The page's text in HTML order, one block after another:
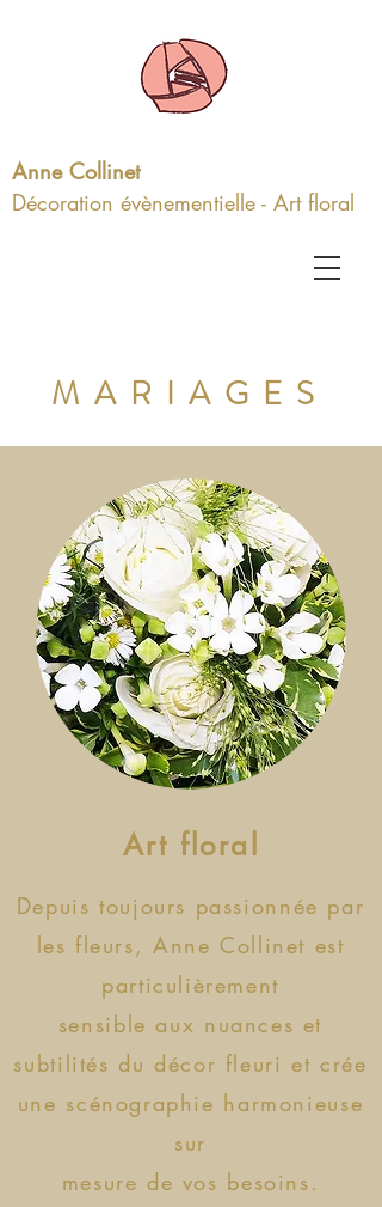
Anne Collinet
Décoration évènementielle - Art floral
MARIAGES
Art floral
Depuis toujours passionnée par
les fleurs, Anne Collinet est
particulièrement
sensible aux nuances et
subtilités du décor fleuri et crée
une scénographie harmonieuse
sur
mesure de vos besoins.